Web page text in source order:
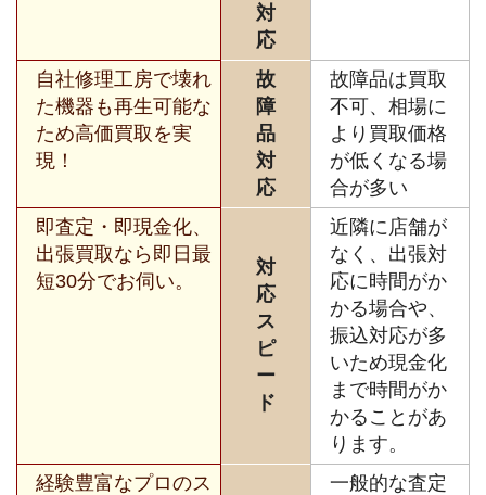
対
応
自社修理工房で壊れ
た機器も再生可能な
ため高価買取を実
現！
故
障
品
対
応
故障品は買取
不可、相場に
より買取価格
が低くなる場
合が多い
即査定・即現金化、
出張買取なら即日最
短30分でお伺い。
対
応
ス
ピ
ー
ド
近隣に店舗が
なく、出張対
応に時間がか
かる場合や、
振込対応が多
いため現金化
まで時間がか
かることがあ
ります。
経験豊富なプロのス
一般的な査定